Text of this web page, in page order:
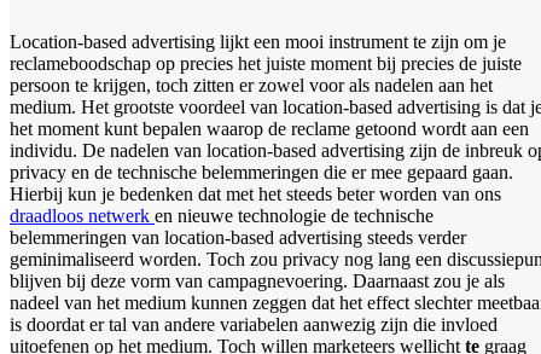
Location-based advertising lijkt een mooi instrument te zijn om je
reclameboodschap op precies het juiste moment bij precies de juiste
persoon te krijgen, toch zitten er zowel voor als nadelen aan het
medium. Het grootste voordeel van location-based advertising is dat
het moment kunt bepalen waarop de reclame getoond wordt aan een
individu. De nadelen van location-based advertising zijn de inbreuk
privacy en de technische belemmeringen die er mee gepaard gaan.
Hierbij kun je bedenken dat met het steeds beter worden van ons
draadloos netwerk en nieuwe technologie de technische
belemmeringen van location-based advertising steeds verder
geminimaliseerd worden. Toch zou privacy nog lang een
blijven bij deze vorm van campagnevoering. Daarnaast zou je als
nadeel van het medium kunnen zeggen dat het effect slechter
is doordat er tal van andere variabelen aanwezig zijn die invloed
uitoefenen op het medium. Toch willen marketeers wellicht te graag